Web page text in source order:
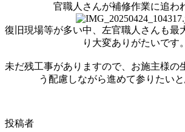
官職人さんが補修作業に追わ
復旧現場等が多い中、左官職人さんも最
り大変ありがたいです。
未だ残工事がありますので、お施主様の
う配慮しながら進めて参りたいと
投稿者